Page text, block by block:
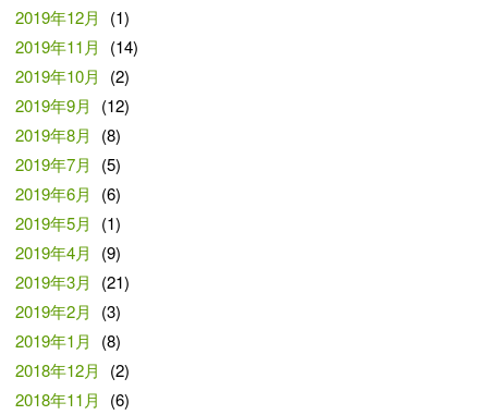
2019年12月
(1)
2019年11月
(14)
2019年10月
(2)
2019年9月
(12)
2019年8月
(8)
2019年7月
(5)
2019年6月
(6)
2019年5月
(1)
2019年4月
(9)
2019年3月
(21)
2019年2月
(3)
2019年1月
(8)
2018年12月
(2)
2018年11月
(6)